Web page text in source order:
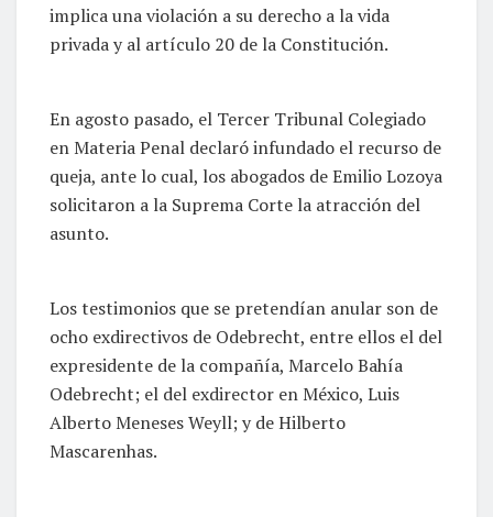
implica una violación a su derecho a la vida
privada y al artículo 20 de la Constitución.
En agosto pasado, el Tercer Tribunal Colegiado
en Materia Penal declaró infundado el recurso de
queja, ante lo cual, los abogados de Emilio Lozoya
solicitaron a la Suprema Corte la atracción del
asunto.
Los testimonios que se pretendían anular son de
ocho exdirectivos de Odebrecht, entre ellos el del
expresidente de la compañía, Marcelo Bahía
Odebrecht; el del exdirector en México, Luis
Alberto Meneses Weyll; y de Hilberto
Mascarenhas.